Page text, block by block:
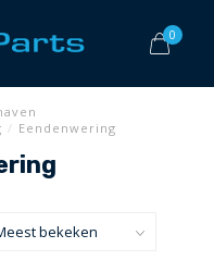
0
/ Eendenwering